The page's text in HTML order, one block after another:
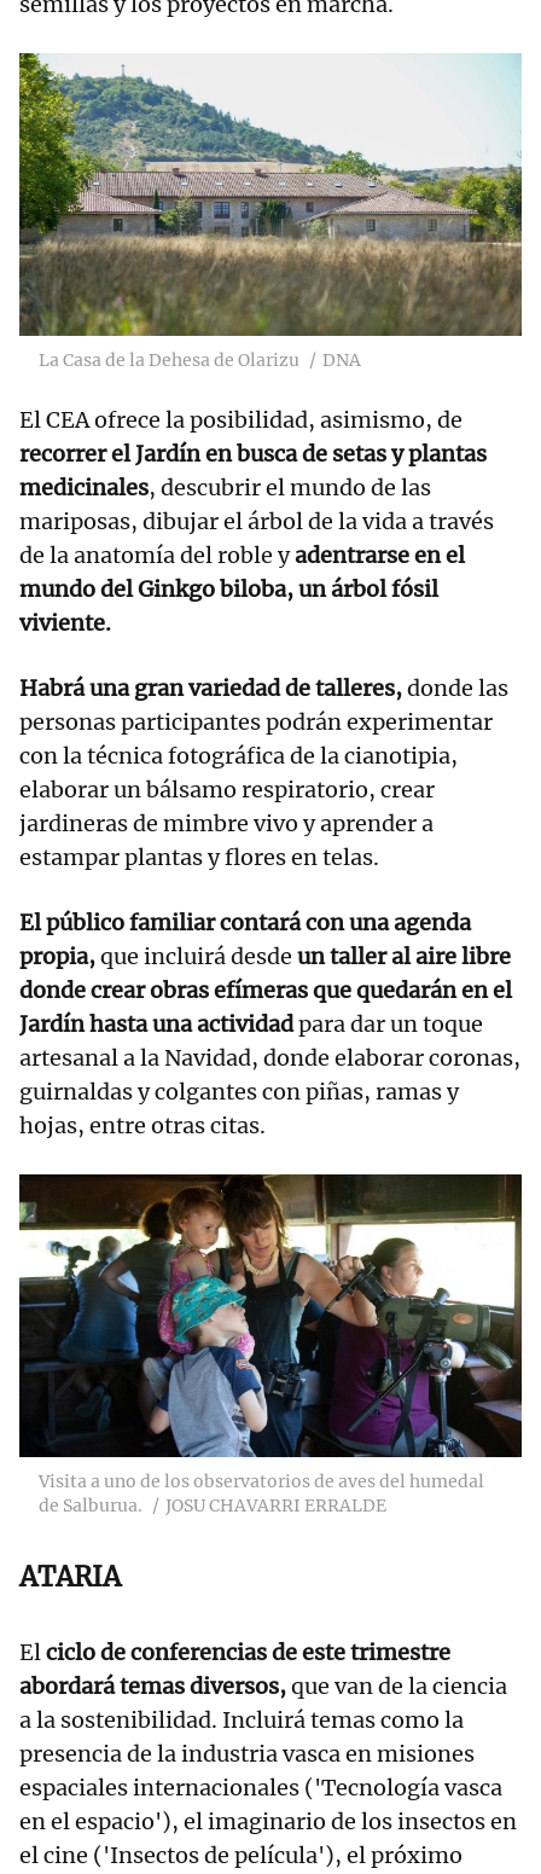
La Casa de la Dehesa de Olarizu DNA
El CEA ofrece la posibilidad, asimismo, de
recorrer el Jardín en busca de setas y plantas
medicinales, descubrir el mundo de las
mariposas, dibujar el árbol de la vida a través
de la anatomía del roble yadentrarse en el
mundo del Ginkgo biloba, un árbol fósil
viviente.
Habrá una gran variedad de talleres,donde las
personas participantes podrán experimentar
con la técnica fotográfica de la cianotipia,
elaborar un bálsamo respiratorio, crear
jardineras de mimbre vivo y aprender a
estampar plantas y flores en telas.
El público familiar contará con una agenda
propia,que incluirá desde un taller al aire libre
donde crear obras efímeras que quedarán en el
Jardín hasta una actividadpara dar un toque
artesanal a la Navidad, donde elaborar coronas,
guirnaldas y colgantes con piñas, ramas y
hojas, entre otras citas.
Visita a uno de los observatorios de aves del humedal
de Salburua.
JOSU CHAVARRI ERRALDE
ATARIA
Elciclo de conferencias de este trimestre
abordará temas diversos,que van de la ciencia
a la sostenibilidad. Incluirá temas como la
presencia de la industria vasca en misiones
espaciales internacionales ('Tecnología vasca
en el espacio'), el imaginario de los insectos en
el cine ('Insectos de película'), el próximo